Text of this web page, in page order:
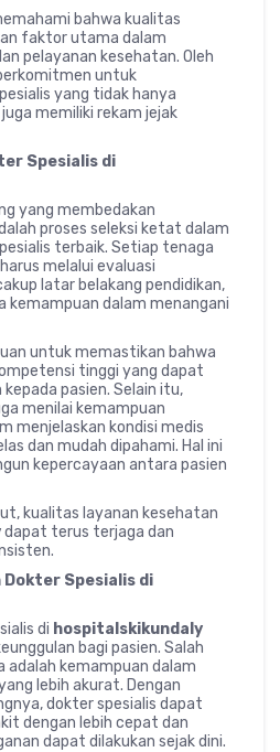
bahwa kualitas
faktor utama dalam
pelayanan kesehatan. Oleh
untuk
yang tidak hanya
memiliki rekam jejak
Spesialis di
yang membedakan
proses seleksi ketat dalam
terbaik. Setiap tenaga
melalui evaluasi
latar belakang pendidikan,
kemampuan dalam menangani
untuk memastikan bahwa
tinggi yang dapat
pasien. Selain itu,
menilai kemampuan
menjelaskan kondisi medis
dan mudah dipahami. Hal ini
kepercayaan antara pasien
kualitas layanan kesehatan
dapat terus terjaga dan
Dokter Spesialis di
di hospitalskikundaly
bagi pasien. Salah
kemampuan dalam
lebih akurat. Dengan
dokter spesialis dapat
dengan lebih cepat dan
dapat dilakukan sejak dini.